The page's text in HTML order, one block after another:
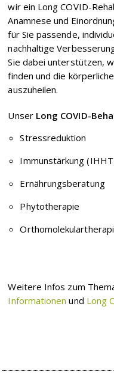
wir ein Long COVID-
Anamnese und
für Sie passende,
nachhaltige
Sie dabei unterstützen,
finden und die
auszuheilen.
Unser Long COVID-
Stressreduktion
Immunstärkung
Ernährungsberatung
Phytotherapie
Weitere Infos zum
Informationen und Long